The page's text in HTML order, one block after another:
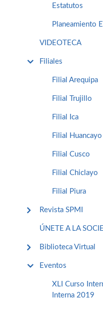
Estatutos
Planeamiento
VIDEOTECA
Filiales
Filial Arequipa
Filial Trujillo
Filial Ica
Filial Huancayo
Filial Cusco
Filial Chiclayo
Filial Piura
Revista SPMI
ÚNETE A LA
Biblioteca Virtual
Eventos
XLI Curso
Interna 2019